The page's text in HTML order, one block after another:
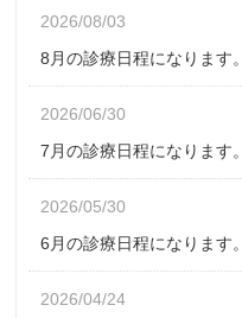
2026/08/03
8月の診療日程になります。
2026/06/30
7月の診療日程になります。
2026/05/30
6月の診療日程になります。
2026/04/24